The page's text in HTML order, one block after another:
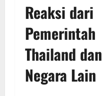
Reaksi dari
Pemerintah
Thailand dan
Negara Lain